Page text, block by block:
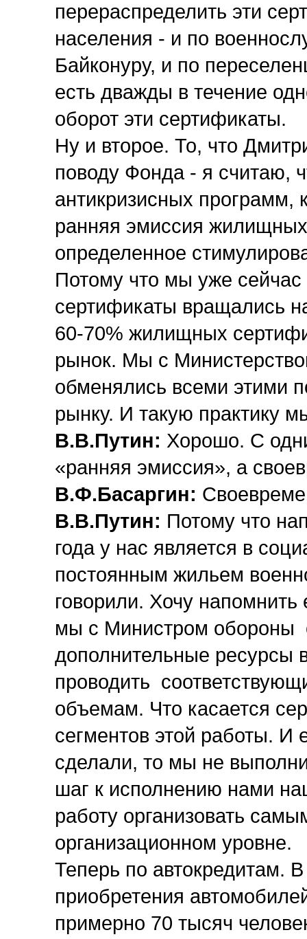
перераспределить эти
населения - и по
Байконуру, и по
есть дважды в течение
оборот эти сертификаты.
Ну и второе. То, что
поводу Фонда - я считаю,
антикризисных программ,
ранняя эмиссия
определенное
Потому что мы уже
сертификаты вращались
60-70% жилищных
рынок. Мы с
обменялись всеми этими
рынку. И такую практику
В.В.Путин: Хорошо. С
«ранняя эмиссия», а
В.Ф.Басаргин:
В.В.Путин: Потому что
года у нас является в
постоянным жильем
говорили. Хочу
мы с Министром обороны
дополнительные ресурсы
проводить
объемам. Что касается
сегментов этой работы. И
сделали, то мы не
шаг к исполнению нами
работу организовать
организационном уровне.
Теперь по автокредитам.
приобретения
примерно 70 тысяч